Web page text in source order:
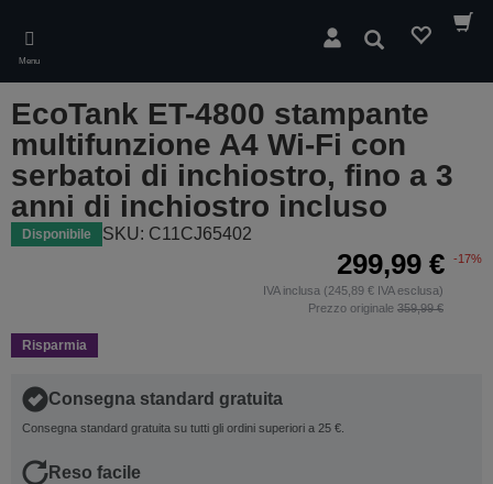
main
content
Menu
Cerca
EcoTank ET-4800 stampante
multifunzione A4 Wi-Fi con
serbatoi di inchiostro, fino a 3
anni di inchiostro incluso
Disponibile SKU: C11CJ65402
299,99 € -17%
IVA inclusa (245,89 € IVA esclusa)
Prezzo originale 359,99 €
Risparmia
Consegna standard gratuita
Consegna standard gratuita su tutti gli ordini superiori a 25 €.
Reso facile